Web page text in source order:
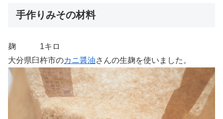
手作りみその材料
麹 1キロ
大分県臼杵市のカニ醤油さんの生麹を使いました。